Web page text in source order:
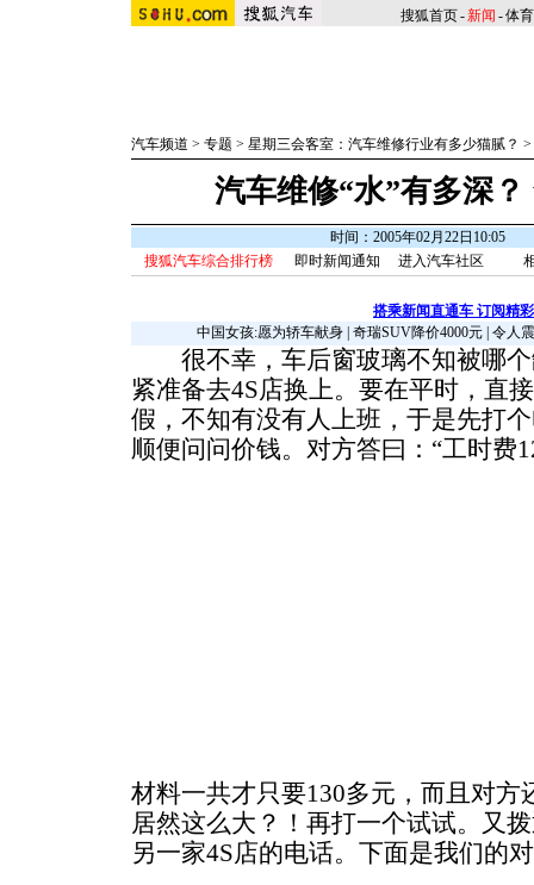
搜狐首页-新闻 -体育
汽车频道 > 专题 > 星期三会客室：汽车维修行业有多少猫腻？ >
汽车维修“水”有多深
时间：2005年02月22日10:05
搜狐汽车综合排行榜
即时新闻通知 进入汽车社区
搭乘新闻直通车 订阅精
中国女孩:愿为轿车献身| 奇瑞SUV降价4000元| 令人
很不幸，车后窗玻璃不知被哪个
紧准备去4S店换上。要在平时，直
假，不知有没有人上班，于是先打
顺便问问价钱。对方答曰：“工时费
材料一共才只要130多元，而且对方
居然这么大？！再打一个试试。又
另一家4S店的电话。下面是我们的